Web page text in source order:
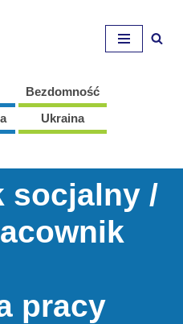
Bezdomność
Ukraina
socjalny /
pracy